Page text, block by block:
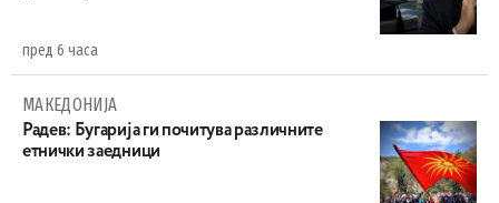
пред 6 часа
МАКЕДОНИЈА
Радев: Бугарија ги почитува различните
етнички заедници